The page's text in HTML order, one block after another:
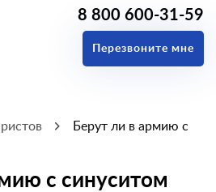
8 800 600-31-59
Перезвоните мне
Берут ли в армию с
с синуситом